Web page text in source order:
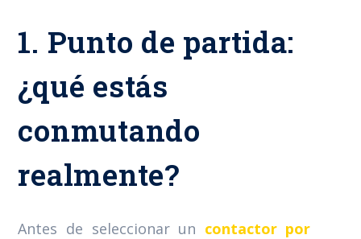
1. Punto de partida:
¿qué estás
conmutando
realmente?
Antes de seleccionar un contactor por